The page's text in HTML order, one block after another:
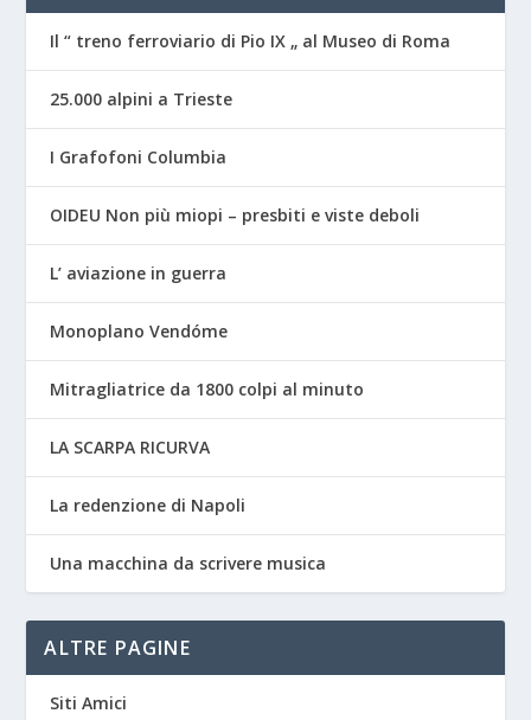
Il “ treno ferroviario di Pio IX „ al Museo di Roma
25.000 alpini a Trieste
I Grafofoni Columbia
OIDEU Non più miopi – presbiti e viste deboli
L’ aviazione in guerra
Monoplano Vendóme
Mitragliatrice da 1800 colpi al minuto
LA SCARPA RICURVA
La redenzione di Napoli
Una macchina da scrivere musica
ALTRE PAGINE
Siti Amici